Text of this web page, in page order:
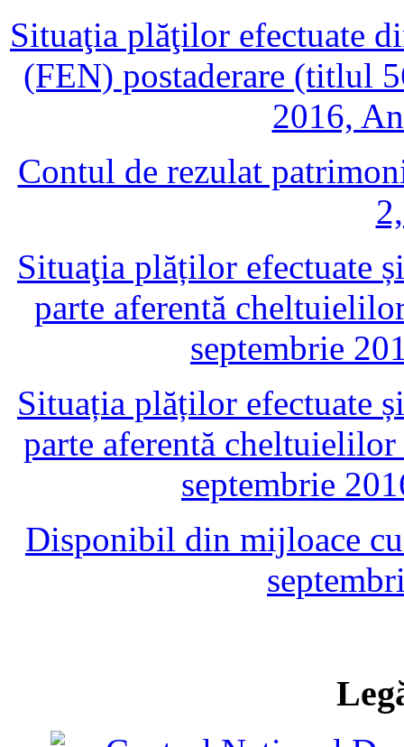
Situaţia plăţilor efectuate
(FEN) postaderare (titlul
2016,
Contul de rezulat
Situaţia plăților efectuate
parte aferentă
septembrie
Situația plăților efectuate
parte aferentă
septembrie
Disponibil din mijloace